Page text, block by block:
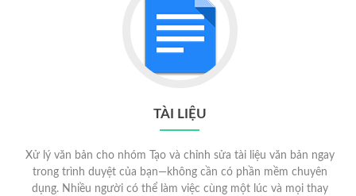
TÀI LIỆU
Xử lý văn bản cho nhóm Tạo và chỉnh sửa tài liệu văn bản ngay
trong trình duyệt của bạn—không cần có phần mềm chuyên
dụng. Nhiều người có thể làm việc cùng một lúc và mọi thay